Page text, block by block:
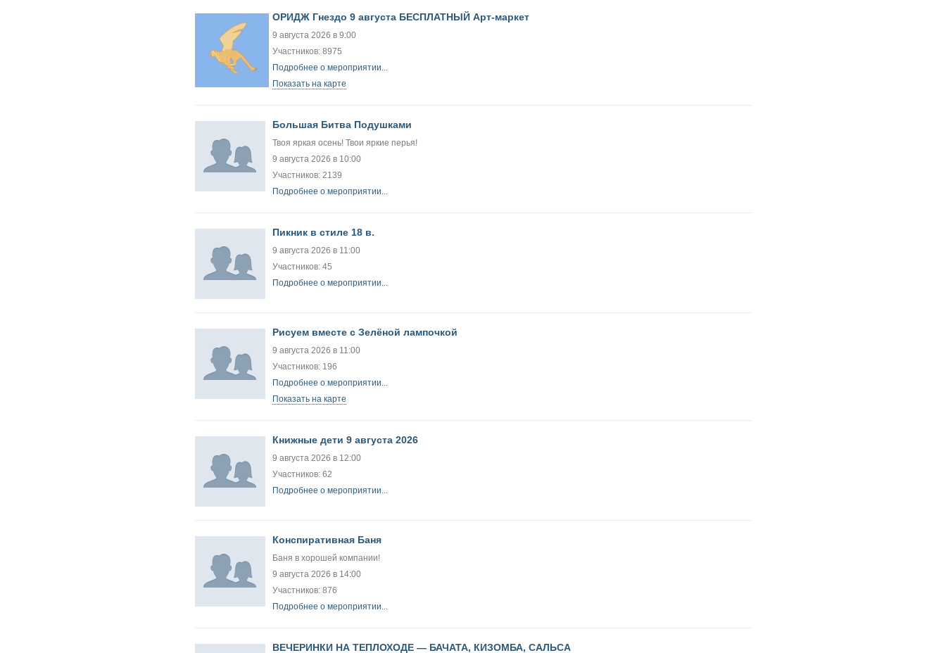
ОРИДЖ Гнездо 9 августа БЕСПЛАТНЫЙ Арт-маркет
9 августа 2026 в 9:00
Участников: 8975
Подробнее о мероприятии...
Показать на карте
Большая Битва Подушками
Твоя яркая осень! Твои яркие перья!
9 августа 2026 в 10:00
Участников: 2139
Подробнее о мероприятии...
Пикник в стиле 18 в.
9 августа 2026 в 11:00
Участников: 45
Подробнее о мероприятии...
Рисуем вместе с Зелёной лампочкой
9 августа 2026 в 11:00
Участников: 196
Подробнее о мероприятии...
Показать на карте
Книжные дети 9 августа 2026
9 августа 2026 в 12:00
Участников: 62
Подробнее о мероприятии...
Конспиративная Баня
Баня в хорошей компании!
9 августа 2026 в 14:00
Участников: 876
Подробнее о мероприятии...
ВЕЧЕРИНКИ НА ТЕПЛОХОДЕ — БАЧАТА, КИЗОМБА, САЛЬСА